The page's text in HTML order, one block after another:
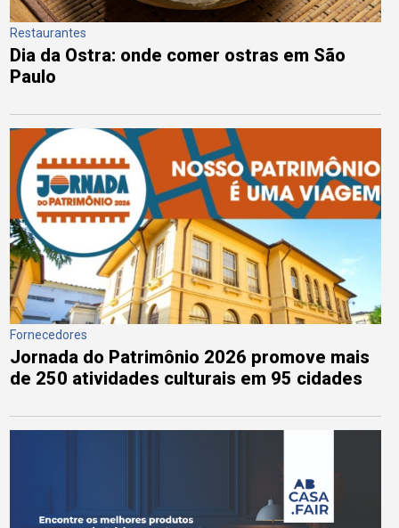
Restaurantes
Dia da Ostra: onde comer ostras em São
Paulo
Fornecedores
Jornada do Patrimônio 2026 promove mais
de 250 atividades culturais em 95 cidades